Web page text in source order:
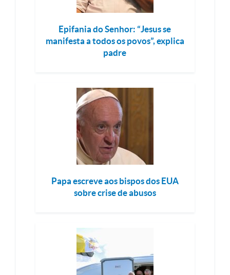
Epifania do Senhor: “Jesus se
manifesta a todos os povos”, explica
padre
Papa escreve aos bispos dos EUA
sobre crise de abusos